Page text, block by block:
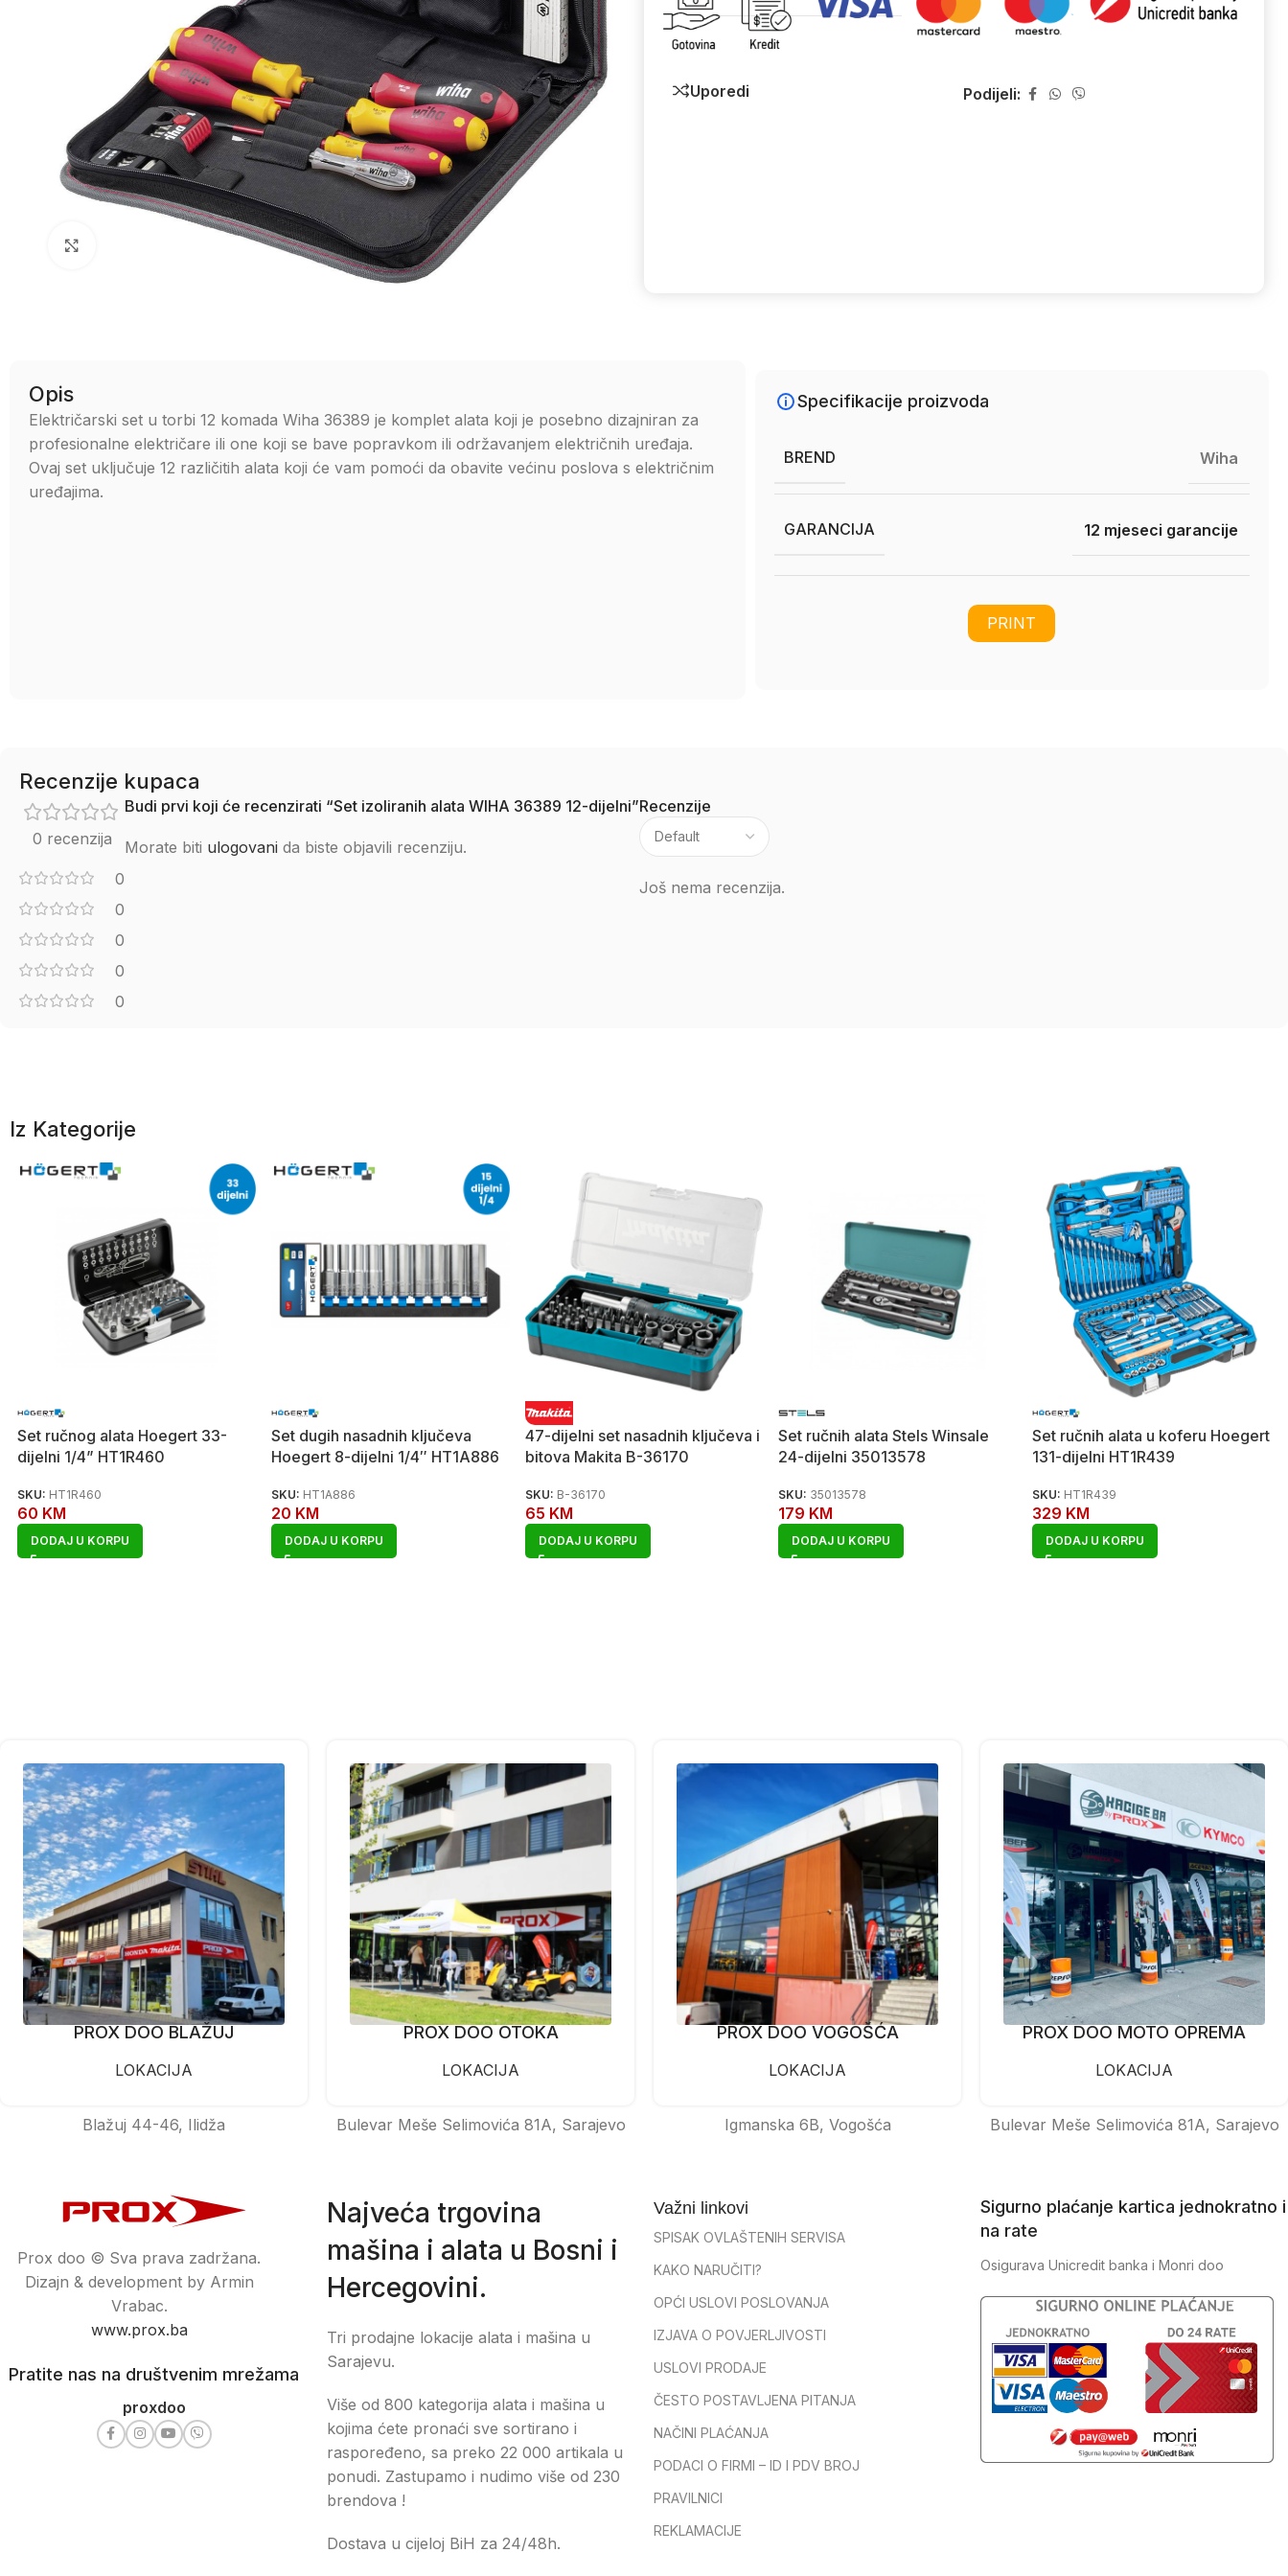
Uporedi Podijeli:
Opis
Električarski set u torbi 12 komada Wiha 36389 je komplet alata koji je posebno dizajniran za
profesionalne električare ili one koji se bave popravkom ili održavanjem električnih uređaja.
Ovaj set uključuje 12 različitih alata koji će vam pomoći da obavite većinu poslova s električnim
uređajima.
Specifikacije proizvoda
BREND Wiha
GARANCIJA 12 mjeseci garancije
PRINT
Recenzije kupaca
0 recenzija
0
0
0
0
0
Recenzije
Još nema recenzija.
Budi prvi koji će recenzirati “Set izoliranih alata WIHA 36389 12-dijelni”
Morate biti ulogovani da biste objavili recenziju.
Iz Kategorije
Set ručnog alata Hoegert 33-
dijelni 1/4” HT1R460
SKU: HT1R460
60 KM
DODAJ U KORPU
Set dugih nasadnih ključeva
Hoegert 8-dijelni 1/4″ HT1A886
SKU: HT1A886
20 KM
DODAJ U KORPU
47-dijelni set nasadnih ključeva i
bitova Makita B-36170
SKU: B-36170
65 KM
DODAJ U KORPU
Set ručnih alata Stels Winsale
24-dijelni 35013578
SKU: 35013578
179 KM
DODAJ U KORPU
Set ručnih alata u koferu Hoegert
131-dijelni HT1R439
SKU: HT1R439
329 KM
DODAJ U KORPU
PROX DOO BLAŽUJ
LOKACIJA
Blažuj 44-46, Ilidža
PROX DOO OTOKA
LOKACIJA
Bulevar Meše Selimovića 81A, Sarajevo
PROX DOO VOGOŠĆA
LOKACIJA
Igmanska 6B, Vogošća
PROX DOO MOTO OPREMA
LOKACIJA
Bulevar Meše Selimovića 81A, Sarajevo
Prox doo © Sva prava zadržana.
Dizajn & development by Armin
Vrabac.
www.prox.ba
Pratite nas na društvenim mrežama
proxdoo
Najveća trgovina
mašina i alata u Bosni i
Hercegovini.
Tri prodajne lokacije alata i mašina u
Sarajevu.
Više od 800 kategorija alata i mašina u
kojima ćete pronaći sve sortirano i
raspoređeno, sa preko 22 000 artikala u
ponudi. Zastupamo i nudimo više od 230
brendova !
Dostava u cijeloj BiH za 24/48h.
Važni linkovi
SPISAK OVLAŠTENIH SERVISA
KAKO NARUČITI?
OPĆI USLOVI POSLOVANJA
IZJAVA O POVJERLJIVOSTI
USLOVI PRODAJE
ČESTO POSTAVLJENA PITANJA
NAČINI PLAĆANJA
PODACI O FIRMI – ID I PDV BROJ
PRAVILNICI
REKLAMACIJE
Sigurno plaćanje kartica jednokratno i
na rate
Osigurava Unicredit banka i Monri doo